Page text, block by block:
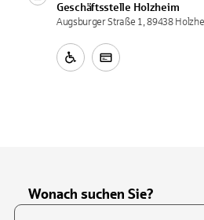
Geschäftsstelle Holzheim
Augsburger Straße 1, 89438
Wonach suchen Sie?
Suchfeld